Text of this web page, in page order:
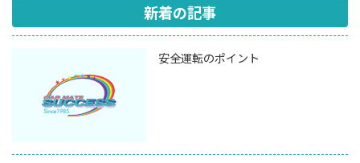
新着の記事
安全運転のポイント